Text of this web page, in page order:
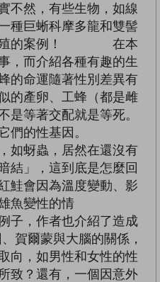
不然，有些生物，如線
種巨蜥科摩多龍和雙髻
生殖的案例！ 在本
，而介紹各種有趣的生
的命運隨著性別差異有
的產卵、工蜂（都是雌
是等著交配就是等死。
是它們的性基因。
如蚜蟲，居然在還沒有
結」，這到底是怎麼回
鮭會因為溫度變動、影
魚變性的情
作者也介紹了造成
賀爾蒙與大腦的關係，
向，如男性和女性的性
致？還有，一個因意外